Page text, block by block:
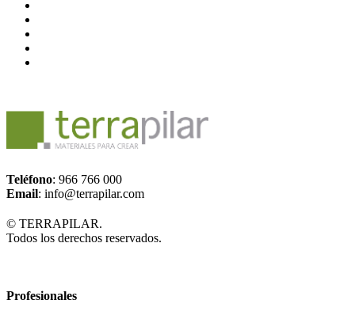
Teléfono: 966 766 000
Email: info@terrapilar.com
© TERRAPILAR.
Todos los derechos reservados.
Profesionales